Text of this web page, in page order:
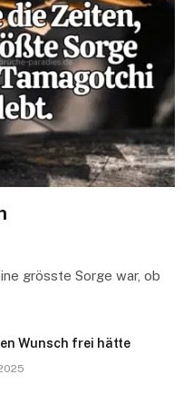
grösste Sorge war, ob
Wunsch frei hätte